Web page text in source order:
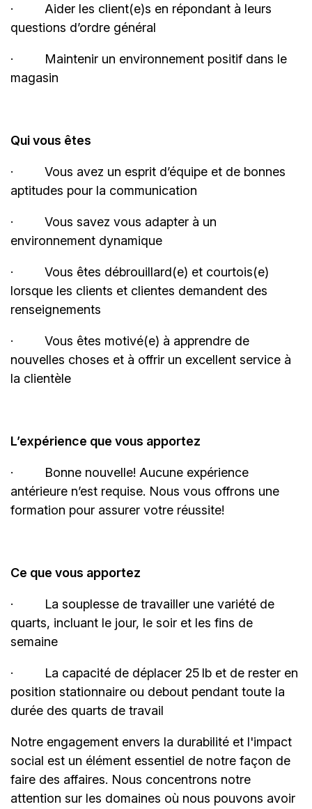
·
Aider les client(e)s en répondant à leurs
questions d’ordre général
·
Maintenir un environnement positif dans le
magasin
Qui vous êtes
·
Vous avez un esprit d’équipe et de bonnes
aptitudes pour la communication
·
Vous savez vous adapter à un
environnement dynamique
·
Vous êtes débrouillard(e) et courtois(e)
lorsque les clients et clientes demandent des
renseignements
·
Vous êtes motivé(e) à apprendre de
nouvelles choses et à offrir un excellent service à
la clientèle
L’expérience que vous apportez
· Bonne nouvelle! Aucune expérience
antérieure n’est requise. Nous vous offrons une
formation pour assurer votre réussite!
Ce que vous apportez
·
La souplesse de travailler une variété de
quarts, incluant le jour, le soir et les fins de
semaine
·
La capacité de déplacer 25 lb et de rester en
position stationnaire ou debout pendant toute la
durée des quarts de travail
Notre engagement envers la durabilité et l'impact
social est un élément essentiel de notre façon de
faire des affaires. Nous concentrons notre
attention sur les domaines où nous pouvons avoir